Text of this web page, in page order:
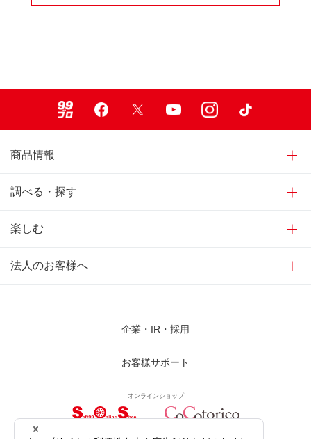
商品情報
調べる・探す
楽しむ
法人のお客様へ
企業・IR・採用
お客様サポート
オンラインショップ